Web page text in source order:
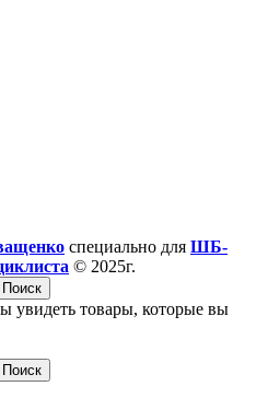
специально для ШБ-
© 2025г.
Поиск
увидеть товары, которые вы
Поиск